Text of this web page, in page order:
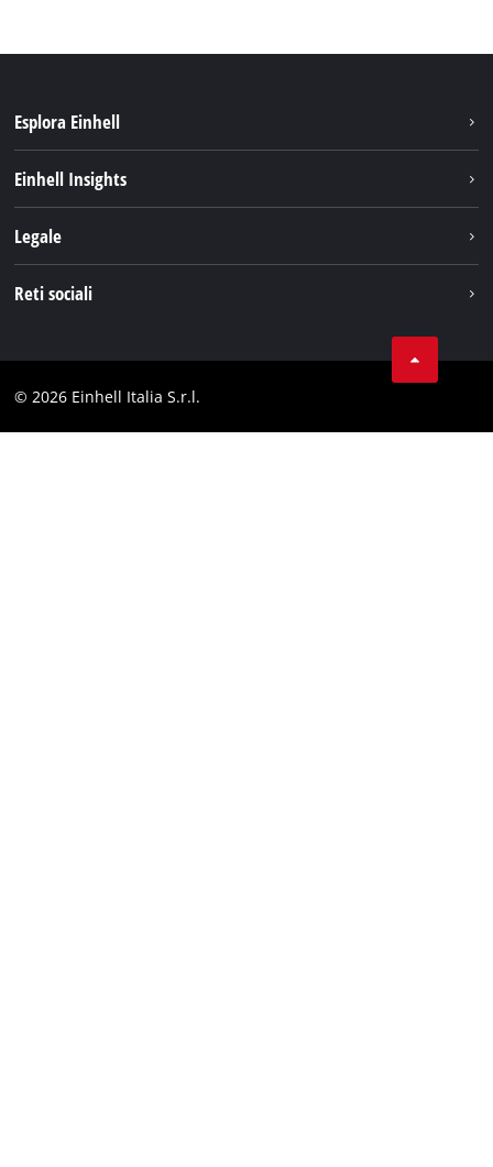
Esplora Einhell
Chi siamo
Einhell Insights
Einhell prodotti
Legale
Comformità
Reti sociali
Linkedin
© 2026 Einhell Italia S.r.l.